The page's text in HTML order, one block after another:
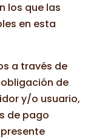
los que las
en esta
a través de
de
y/o usuario,
de pago